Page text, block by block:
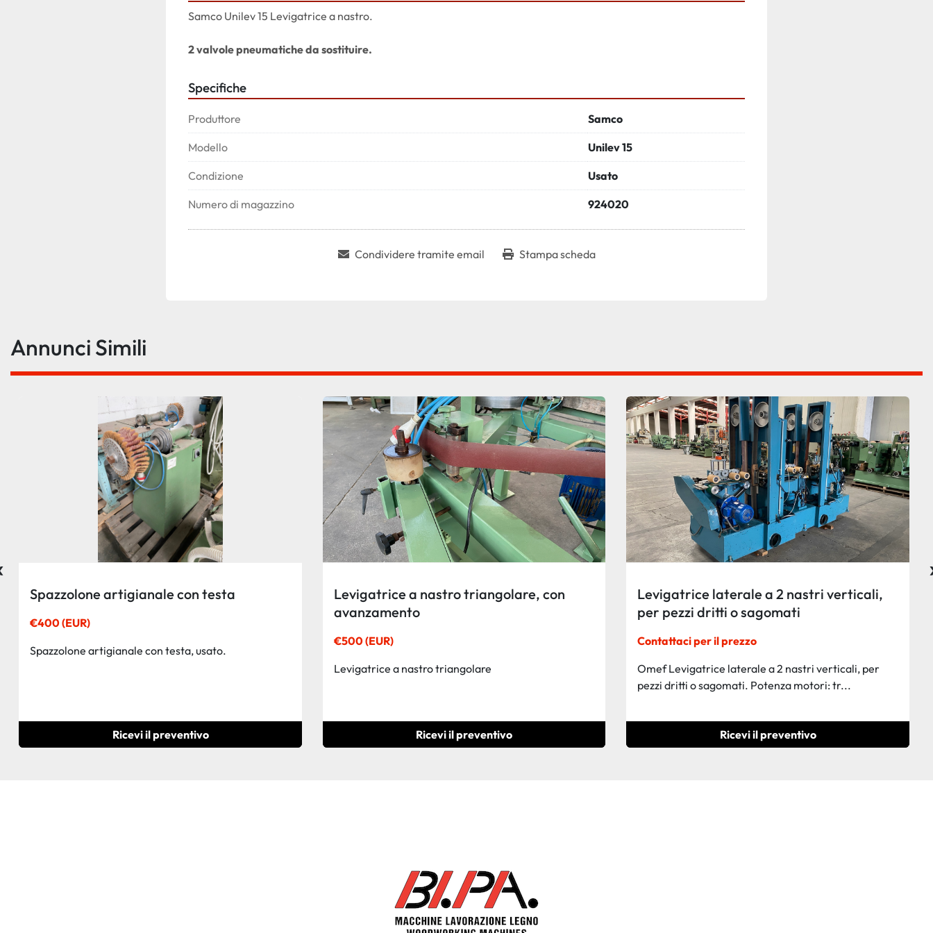
Samco Unilev 15 Levigatrice a nastro.
2 valvole pneumatiche da sostituire.
Specifiche
Produttore Samco
Modello Unilev 15
Condizione Usato
Numero di magazzino 924020
Condividere tramite email Stampa scheda
Annunci Simili
Spazzolone artigianale con testa
€400 (EUR)
Spazzolone artigianale con testa, usato.
Ricevi il preventivo
Levigatrice a nastro triangolare, con
avanzamento
€500 (EUR)
Levigatrice a nastro triangolare
Ricevi il preventivo
Levigatrice laterale a 2 nastri verticali,
per pezzi dritti o sagomati
Contattaci per il prezzo
Omef Levigatrice laterale a 2 nastri verticali, per
pezzi dritti o sagomati. Potenza motori: tr...
Ricevi il preventivo